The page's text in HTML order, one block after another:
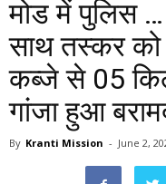
मोड में पुलिस
साथ तस्कर को
कब्जे से 05
गांजा हुआ
By Kranti Mission - June 2,